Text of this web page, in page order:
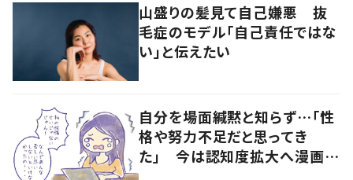
山盛りの髪見て自己嫌悪 抜
毛症のモデル「自己責任ではな
い」と伝えたい
自分を場面緘黙と知らず…「性
格や努力不足だと思ってき
た」 今は認知度拡大へ漫画で